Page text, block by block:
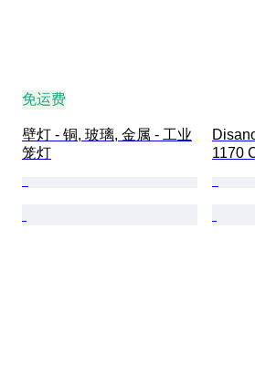
免运费
壁灯 - 铜, 玻璃, 金属 - 工业
笼灯
1170